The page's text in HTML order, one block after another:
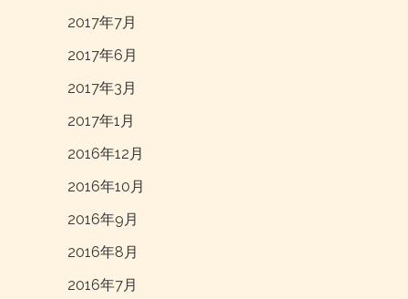
2017年7月
2017年6月
2017年3月
2017年1月
2016年12月
2016年10月
2016年9月
2016年8月
2016年7月